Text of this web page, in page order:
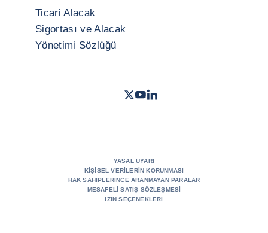
Ticari Alacak
Sigortası ve Alacak
Yönetimi Sözlüğü
Twitter- Coface
Youtube
LinkedIn
YASAL UYARI
KIŞISEL VERILERIN KORUNMASI
HAK SAHIPLERINCE ARANMAYAN PARALAR
MESAFELI SATIŞ SÖZLEŞMESI
İZIN SEÇENEKLERI